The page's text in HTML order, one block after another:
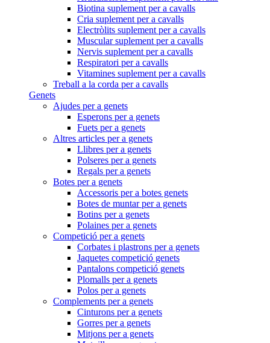
Biotina suplement per a cavalls
Cria suplement per a cavalls
Electròlits suplement per a cavalls
Muscular suplement per a cavalls
Nervis suplement per a cavalls
Respiratori per a cavalls
Vitamines suplement per a cavalls
Treball a la corda per a cavalls
Genets
Ajudes per a genets
Esperons per a genets
Fuets per a genets
Altres articles per a genets
Llibres per a genets
Polseres per a genets
Regals per a genets
Botes per a genets
Accessoris per a botes genets
Botes de muntar per a genets
Botins per a genets
Polaines per a genets
Competició per a genets
Corbates i plastrons per a genets
Jaquetes competició genets
Pantalons competició genets
Plomalls per a genets
Polos per a genets
Complements per a genets
Cinturons per a genets
Gorres per a genets
Mitjons per a genets